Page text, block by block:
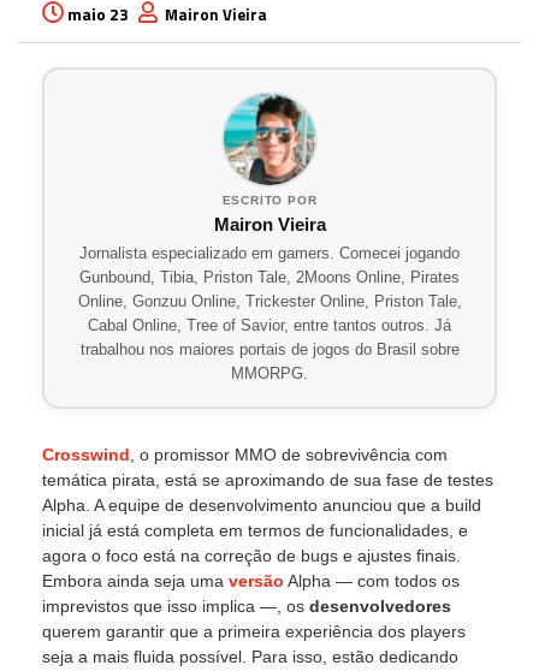
maio 23 Mairon Vieira
ESCRITO POR
Mairon Vieira
Jornalista especializado em gamers. Comecei jogando
Gunbound, Tibia, Priston Tale, 2Moons Online, Pirates
Online, Gonzuu Online, Trickester Online, Priston Tale,
Cabal Online, Tree of Savior, entre tantos outros. Já
trabalhou nos maiores portais de jogos do Brasil sobre
MMORPG.
Crosswind , o promissor MMO de sobrevivência com
temática pirata, está se aproximando de sua fase de testes
Alpha. A equipe de desenvolvimento anunciou que a build
inicial já está completa em termos de funcionalidades, e
agora o foco está na correção de bugs e ajustes finais.
Embora ainda seja uma versão Alpha — com todos os
imprevistos que isso implica —, os desenvolvedores
querem garantir que a primeira experiência dos players
seja a mais fluida possível. Para isso, estão dedicando